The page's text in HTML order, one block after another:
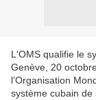
L'OMS qualifie le
Genève, 20
l’Organisation
système cubain de